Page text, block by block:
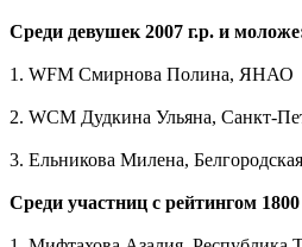
Среди девушек 2007 г.р. и
1. WFM Смирнова Полина, ЯНАО
2. WCM Дудкина Ульяна, Санкт-
3. Ельникова Милена,
Среди участниц с рейтингом